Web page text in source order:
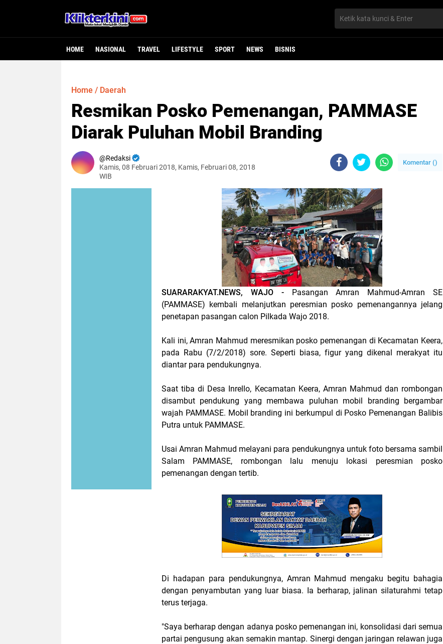
HOME NASIONAL TRAVEL LIFESTYLE SPORT NEWS BISNIS
Home / Daerah
Resmikan Posko Pemenangan, PAMMASE
Diarak Puluhan Mobil Branding
Redaksi
Kamis, 08 Februari 2018, Kamis, Februari 08, 2018
WIB
Komentar ()
SUARARAKYAT.NEWS, WAJO- Pasangan Amran Mahmud-Amran SE
(PAMMASE) kembali melanjutkan peresmian posko pemenangannya jelang
penetapan pasangan calon Pilkada Wajo 2018.
Kali ini, Amran Mahmud meresmikan posko pemenangan di Kecamatan Keera,
pada Rabu (7/2/2018) sore. Seperti biasa, figur yang dikenal merakyat itu
diantar para pendukungnya.
Saat tiba di Desa Inrello, Kecamatan Keera, Amran Mahmud dan rombongan
disambut pendukung yang membawa puluhan mobil branding bergambar
wajah PAMMASE. Mobil branding ini berkumpul di Posko Pemenangan Balibis
Putra untuk PAMMASE.
Usai Amran Mahmud melayani para pendukungnya untuk foto bersama sambil
Salam PAMMASE, rombongan lalu menuju lokasi peresmian posko
pemenangan dengan tertib.
Di hadapan para pendukungnya, Amran Mahmud mengaku begitu bahagia
dengan penyambutan yang luar biasa. Ia berharap, jalinan silaturahmi tetap
terus terjaga.
"Saya berharap dengan adanya posko pemenangan ini, konsolidasi dari semua
partai pengusung akan semakin mantap. Sinergi dengan jaringan relawan juga